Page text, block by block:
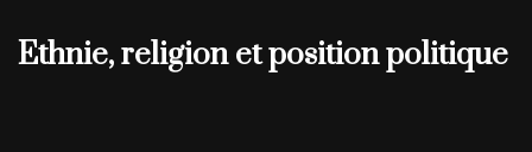
Ethnie, religion et position politique